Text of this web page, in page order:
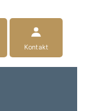
Kontakt